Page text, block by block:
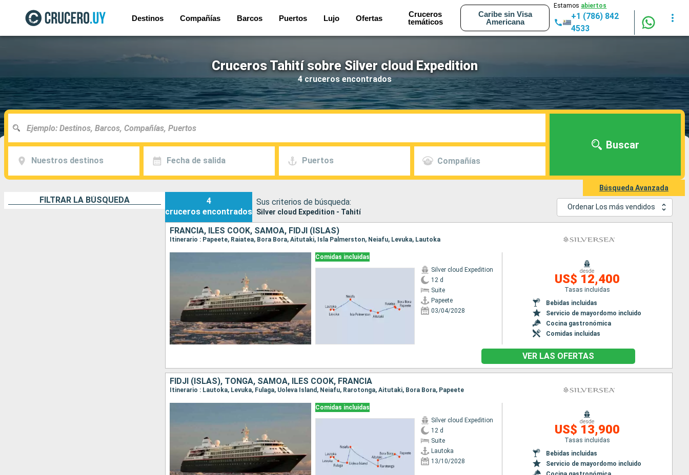
Destinos Compañías Barcos Puertos Lujo Ofertas
Cruceros
temáticos
Caribe sin Visa
Americana
Estamos abiertos
+1 (786) 842
4533
Cruceros Tahití sobre Silver cloud Expedition
4 cruceros encontrados
Nuestros destinos Fecha de salida Puertos Compañías
Buscar
Búsqueda Avanzada
FILTRAR LA BÚSQUEDA
4
cruceros encontrados
Sus criterios de búsqueda:
Silver cloud Expedition - Tahití
Ordenar Los más vendidos
FRANCIA, ILES COOK, SAMOA, FIDJI (ISLAS)
Itinerario : Papeete, Raiatea, Bora Bora, Aitutaki, Isla Palmerston, Neiafu, Levuka, Lautoka
Comidas incluidas
Silver cloud Expedition
12 d
Suite
Papeete
03/04/2028
desde
US$ 12,400
Tasas incluidas
Bebidas incluidas
Servicio de mayordomo incluido
Cocina gastronómica
Comidas incluidas
VER LAS OFERTAS
FIDJI (ISLAS), TONGA, SAMOA, ILES COOK, FRANCIA
Itinerario : Lautoka, Levuka, Fulaga, Uoleva Island, Neiafu, Rarotonga, Aitutaki, Bora Bora, Papeete
Comidas incluidas
Silver cloud Expedition
12 d
Suite
Lautoka
13/10/2028
desde
US$ 13,900
Tasas incluidas
Bebidas incluidas
Servicio de mayordomo incluido